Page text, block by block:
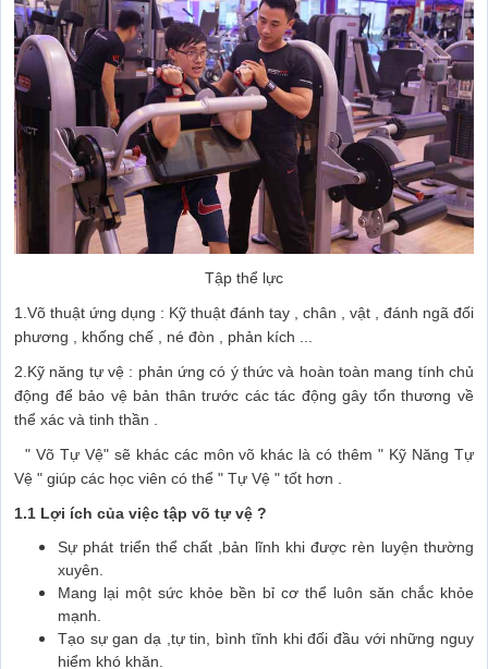
Tập thể lực
1.Võ thuật ứng dụng : Kỹ thuật đánh tay , chân , vật , đánh ngã đối
phương , khống chế , né đòn , phản kích ...
2.Kỹ năng tự vệ : phản ứng có ý thức và hoàn toàn mang tính chủ
động để bảo vệ bản thân trước các tác động gây tổn thương về
thể xác và tinh thần .
" Võ Tự Vệ" sẽ khác các môn võ khác là có thêm " Kỹ Năng Tự
Vệ " giúp các học viên có thể " Tự Vệ " tốt hơn .
1.1 Lợi ích của việc tập võ tự vệ ?
Sự phát triển thể chất ,bản lĩnh khi được rèn luyện thường
xuyên.
Mang lại một sức khỏe bền bỉ cơ thể luôn săn chắc khỏe
mạnh.
Tạo sự gan dạ ,tự tin, bình tĩnh khi đối đầu với những nguy
hiểm khó khăn.